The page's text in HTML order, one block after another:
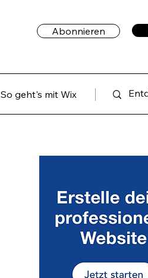
Abonnieren
So geht's mit Wix